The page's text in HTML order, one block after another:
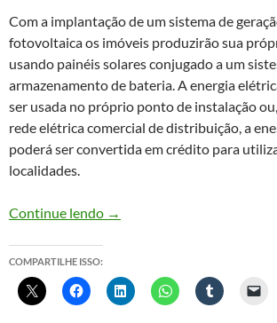
Com a implantação de um sistema de
fotovoltaica os imóveis produzirão sua
usando painéis solares conjugado a um
armazenamento de bateria. A energia
ser usada no próprio ponto de instalação
rede elétrica comercial de distribuição, a
poderá ser convertida em crédito para
localidades.
Continue lendo Energia solar fotovoltaica
→
COMPARTILHE ISSO: